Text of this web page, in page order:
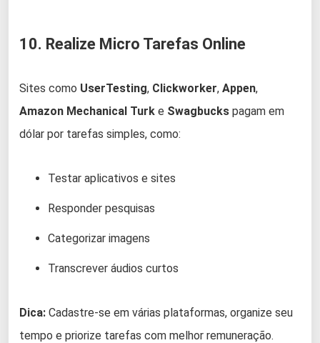
10. Realize Micro Tarefas Online
Sites como UserTesting, Clickworker, Appen,
Amazon Mechanical Turk e Swagbucks pagam em
dólar por tarefas simples, como:
Testar aplicativos e sites
Responder pesquisas
Categorizar imagens
Transcrever áudios curtos
Dica: Cadastre-se em várias plataformas, organize seu
tempo e priorize tarefas com melhor remuneração.